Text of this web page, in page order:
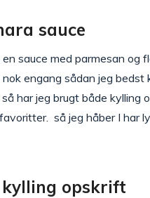
sauce
sauce med parmesan og
engang sådan jeg
har jeg brugt både
så jeg håber I har
opskrift